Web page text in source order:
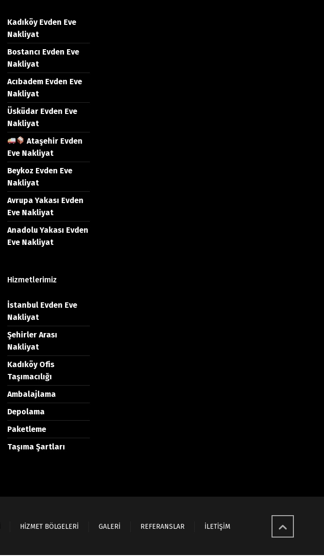
Kadıköy Evden Eve
Nakliyat
Bostancı Evden Eve
Nakliyat
Acıbadem Evden Eve
Nakliyat
Üsküdar Evden Eve
Nakliyat
Ataşehir Evden
Eve Nakliyat
Beykoz Evden Eve
Nakliyat
Avrupa Yakası Evden
Eve Nakliyat
Anadolu Yakası Evden
Eve Nakliyat
Hizmetlerimiz
İstanbul Evden Eve
Nakliyat
Şehirler Arası
Nakliyat
Kadıköy Ofis
Taşımacılığı
Ambalajlama
Depolama
Paketleme
Taşıma Şartları
HİZMET BÖLGELERİ GALERİ REFERANSLAR İLETİŞİM